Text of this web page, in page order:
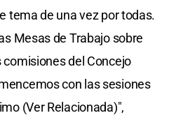
tema de una vez por todas.
Mesas de Trabajo sobre
del Concejo
con las sesiones
(Ver Relacionada)",